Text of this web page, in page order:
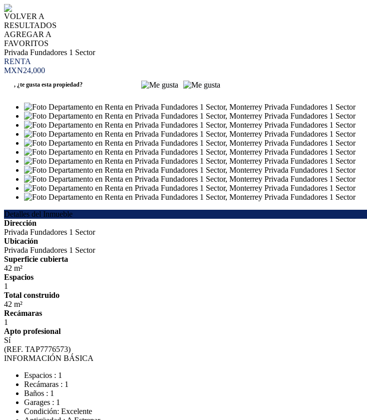
VOLVER A
RESULTADOS
AGREGAR A
FAVORITOS
Privada Fundadores 1 Sector
RENTA
MXN24,000
, ¿te gusta esta propiedad?
Detalles del Inmueble
Dirección
Privada Fundadores 1 Sector
Ubicación
Privada Fundadores 1 Sector
Superficie cubierta
42 m²
Espacios
1
Total construido
42 m²
Recámaras
1
Apto profesional
Sí
(REF. TAP7776573)
INFORMACIÓN BÁSICA
Espacios : 1
Recámaras : 1
Baños : 1
Garages : 1
Condición: Excelente